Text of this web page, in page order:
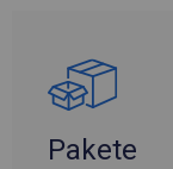
Pakete